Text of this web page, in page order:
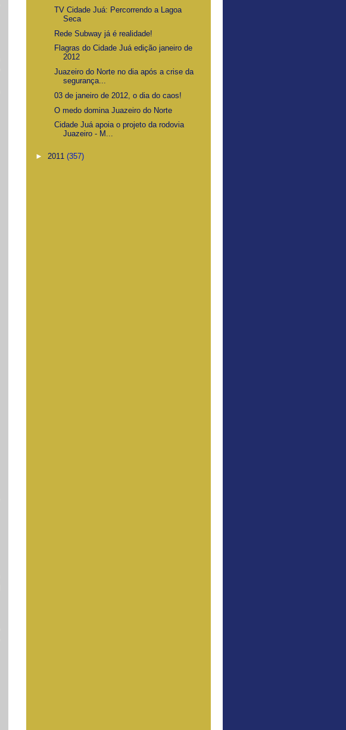
TV Cidade Juá: Percorrendo a Lagoa
Seca
Rede Subway já é realidade!
Flagras do Cidade Juá edição janeiro de
2012
Juazeiro do Norte no dia após a crise da
segurança...
03 de janeiro de 2012, o dia do caos!
O medo domina Juazeiro do Norte
Cidade Juá apoia o projeto da rodovia
Juazeiro - M...
► 2011 (357)